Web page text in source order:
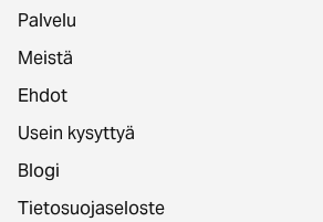
Palvelu
Meistä
Ehdot
Usein kysyttyä
Blogi
Tietosuojaseloste